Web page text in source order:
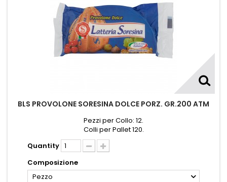
BLS PROVOLONE SORESINA DOLCE PORZ. GR.200 ATM
Pezzi per Collo: 12.
Colli per Pallet 120.
Quantity
Composizione
Pezzo